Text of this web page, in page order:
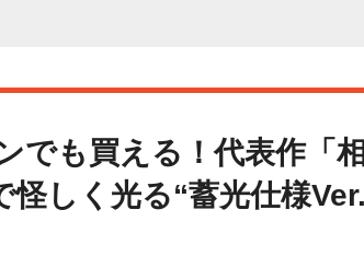
でも買える！代表作「
しく光る“蓄光仕様